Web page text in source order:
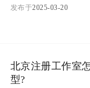
发布于2025-03-20
北京注册工作室
型?